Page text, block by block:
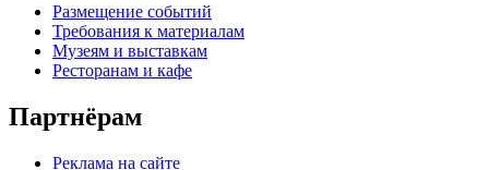
Размещение событий
Требования к материалам
Музеям и выставкам
Ресторанам и кафе
Партнёрам
Реклама на сайте